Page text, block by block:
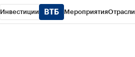
Инвестиции МероприятияОтрасли